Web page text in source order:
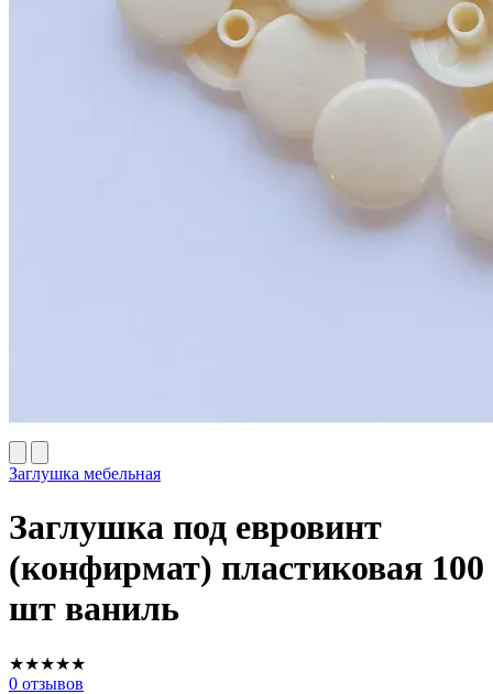
Заглушка мебельная
Заглушка под евровинт
(конфирмат) пластиковая 100
шт ваниль
★★★★★
0 отзывов